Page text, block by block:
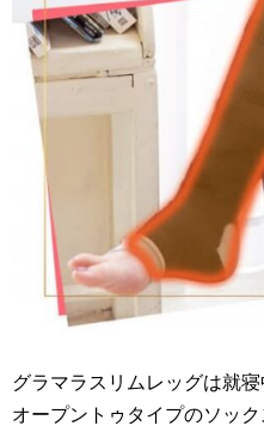
グラマラスリムレッグは就
オープントゥタイプのソッ